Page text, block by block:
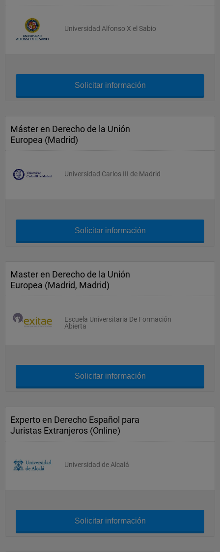
Universidad Alfonso X el Sabio
Solicitar información
Máster en Derecho de la Unión
Europea (Madrid)
Universidad Carlos III de Madrid
Solicitar información
Master en Derecho de la Unión
Europea (Madrid, Madrid)
Escuela Universitaria De Formación
Abierta
Solicitar información
Experto en Derecho Español para
Juristas Extranjeros (Online)
Universidad de Alcalá
Solicitar información